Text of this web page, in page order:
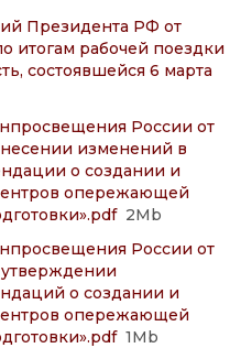
Президента РФ от
итогам рабочей поездки
состоявшейся 6 марта
России от
изменений в
о создании и
опережающей
2Mb
России от
о создании и
опережающей
1Mb